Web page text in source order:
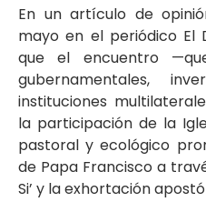
En un artículo de
mayo en el periódico El
que el encuentro
gubernamentales,
instituciones
la participación de la
pastoral y ecológico
de Papa Francisco a
Si’ y la exhortación